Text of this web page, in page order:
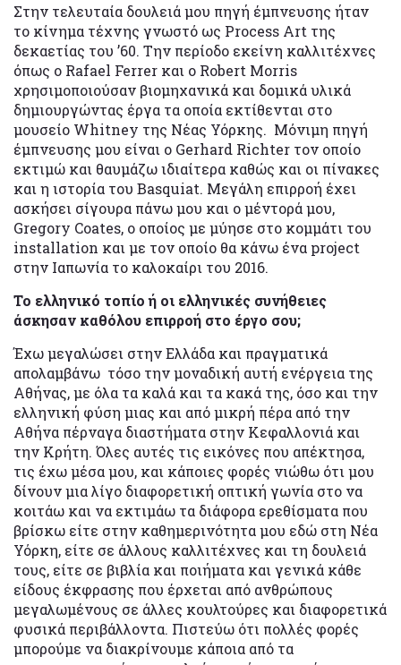
Στην τελευταία δουλειά μου πηγή έμπνευσης ήταν
το κίνημα τέχνης γνωστό ως Process Art της
δεκαετίας του ’60. Την περίοδο εκείνη καλλιτέχνες
όπως ο Rafael Ferrer και ο Robert Morris
χρησιμοποιούσαν βιομηχανικά και δομικά υλικά
δημιουργώντας έργα τα οποία εκτίθενται στο
μουσείο Whitney της Νέας Υόρκης. Μόνιμη πηγή
έμπνευσης μου είναι ο Gerhard Richter τον οποίο
εκτιμώ και θαυμάζω ιδιαίτερα καθώς και οι πίνακες
και η ιστορία του Basquiat. Μεγάλη επιρροή έχει
ασκήσει σίγουρα πάνω μου και ο μέντορά μου,
Gregory Coates, ο οποίος με μύησε στο κομμάτι του
installation και με τον οποίο θα κάνω ένα project
στην Ιαπωνία το καλοκαίρι του 2016.
Το ελληνικό τοπίο ή οι ελληνικές συνήθειες
άσκησαν καθόλου επιρροή στο έργο σου;
Έχω μεγαλώσει στην Ελλάδα και πραγματικά
απολαμβάνω τόσο την μοναδική αυτή ενέργεια της
Αθήνας, με όλα τα καλά και τα κακά της, όσο και την
ελληνική φύση μιας και από μικρή πέρα από την
Αθήνα πέρναγα διαστήματα στην Κεφαλλονιά και
την Κρήτη. Όλες αυτές τις εικόνες που απέκτησα,
τις έχω μέσα μου, και κάποιες φορές νιώθω ότι μου
δίνουν μια λίγο διαφορετική οπτική γωνία στο να
κοιτάω και να εκτιμάω τα διάφορα ερεθίσματα που
βρίσκω είτε στην καθημερινότητα μου εδώ στη Νέα
Υόρκη, είτε σε άλλους καλλιτέχνες και τη δουλειά
τους, είτε σε βιβλία και ποιήματα και γενικά κάθε
είδους έκφρασης που έρχεται από ανθρώπους
μεγαλωμένους σε άλλες κουλτούρες και διαφορετικά
φυσικά περιβάλλοντα. Πιστεύω ότι πολλές φορές
μπορούμε να διακρίνουμε κάποια από τα